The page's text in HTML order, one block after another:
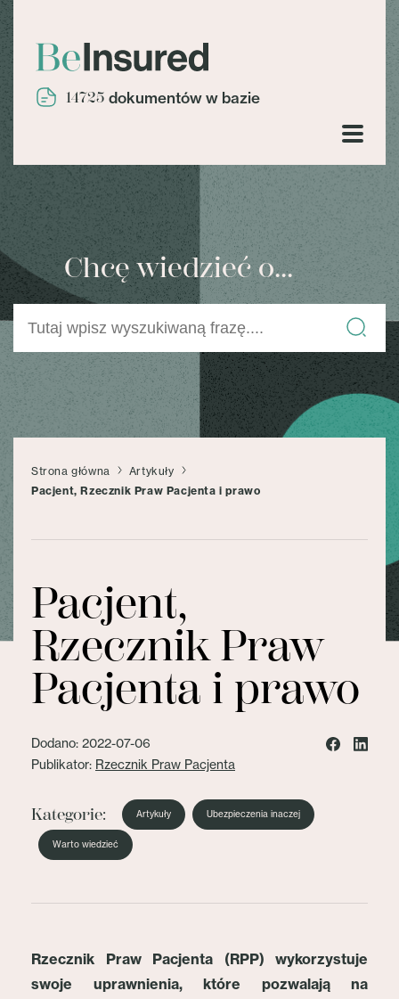
14725 dokumentów w bazie
Chcę wiedzieć o...
Strona główna
Artykuły
Pacjent, Rzecznik Praw Pacjenta i prawo
Pacjent,
Rzecznik Praw
Pacjenta i prawo
Dodano: 2022-07-06
Publikator: Rzecznik Praw Pacjenta
Kategorie: Artykuły Ubezpieczenia inaczej
Warto wiedzieć
Rzecznik Praw Pacjenta (RPP) wykorzystuje
swoje uprawnienia, które pozwalają na